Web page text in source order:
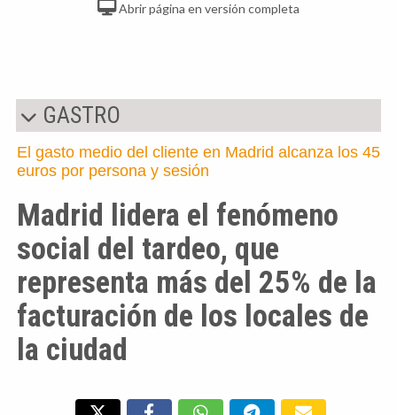
Abrir página en versión completa
GASTRO
El gasto medio del cliente en Madrid alcanza los 45
euros por persona y sesión
Madrid lidera el fenómeno
social del tardeo, que
representa más del 25% de la
facturación de los locales de
la ciudad